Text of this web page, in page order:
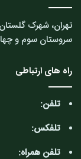
تهران، شهرک
سروستان سوم و
راه های ارتباطی
تلفن